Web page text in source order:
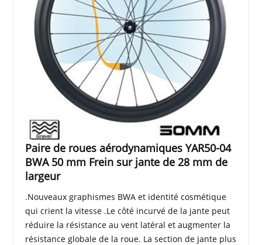
Paire de roues aérodynamiques YAR50-04
BWA 50 mm Frein sur jante de 28 mm de
largeur
.Nouveaux graphismes BWA et identité cosmétique
qui crient la vitesse .Le côté incurvé de la jante peut
réduire la résistance au vent latéral et augmenter la
résistance globale de la roue. La section de jante plus